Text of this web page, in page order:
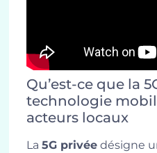
Qu’est-ce que la
technologie
acteurs locaux
La5G privée désigne